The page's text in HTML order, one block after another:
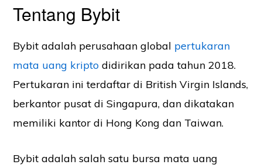
Tentang Bybit
Bybit adalah perusahaan global pertukaran
mata uang kripto didirikan pada tahun 2018.
Pertukaran ini terdaftar di British Virgin Islands,
berkantor pusat di Singapura, dan dikatakan
memiliki kantor di Hong Kong dan Taiwan.
Bybit adalah salah satu bursa mata uang